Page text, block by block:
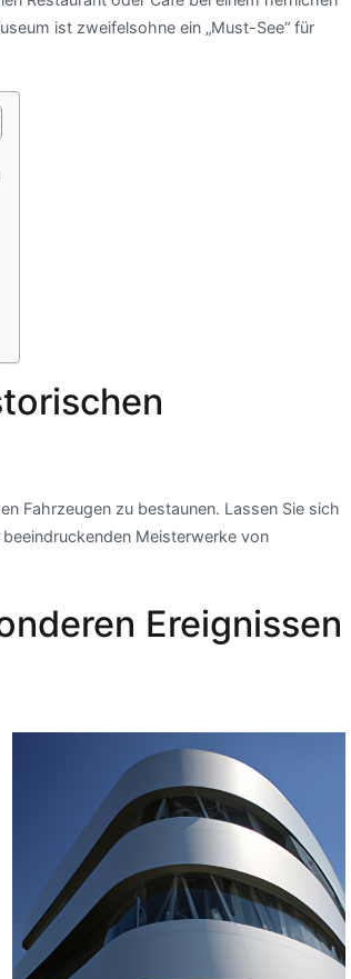
ist zweifelsohne ein „Must-See“ für
Fahrzeugen zu bestaunen. Lassen Sie sich
Meisterwerke von
Ereignissen